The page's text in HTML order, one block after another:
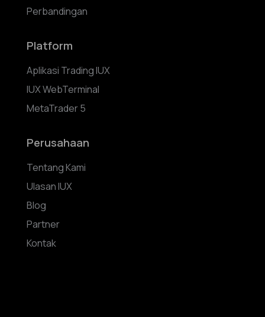
Perbandingan
Platform
Aplikasi Trading IUX
IUX WebTerminal
MetaTrader 5
Perusahaan
Tentang Kami
Ulasan IUX
Blog
Partner
Kontak